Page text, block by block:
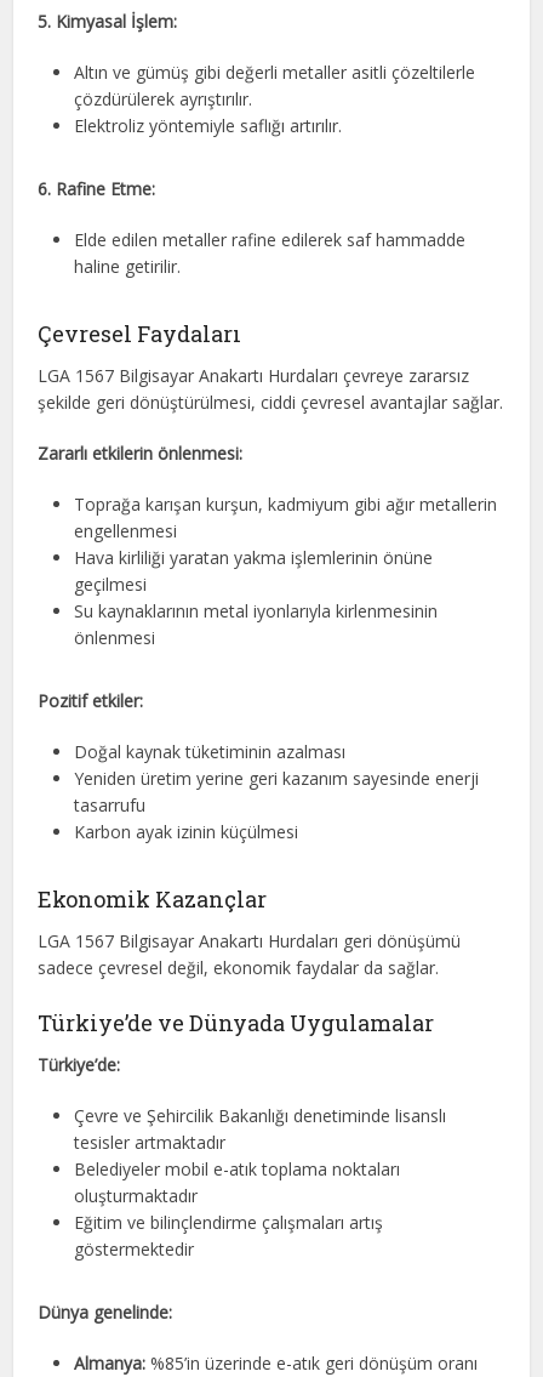
5. Kimyasal İşlem:
Altın ve gümüş gibi değerli metaller asitli çözeltilerle
çözdürülerek ayrıştırılır.
Elektroliz yöntemiyle saflığı artırılır.
6. Rafine Etme:
Elde edilen metaller rafine edilerek saf hammadde
haline getirilir.
Çevresel Faydaları
LGA 1567 Bilgisayar Anakartı Hurdaları çevreye zararsız
şekilde geri dönüştürülmesi, ciddi çevresel avantajlar sağlar.
Zararlı etkilerin önlenmesi:
Toprağa karışan kurşun, kadmiyum gibi ağır metallerin
engellenmesi
Hava kirliliği yaratan yakma işlemlerinin önüne
geçilmesi
Su kaynaklarının metal iyonlarıyla kirlenmesinin
önlenmesi
Pozitif etkiler:
Doğal kaynak tüketiminin azalması
Yeniden üretim yerine geri kazanım sayesinde enerji
tasarrufu
Karbon ayak izinin küçülmesi
Ekonomik Kazançlar
LGA 1567 Bilgisayar Anakartı Hurdaları geri dönüşümü
sadece çevresel değil, ekonomik faydalar da sağlar.
Türkiye’de ve Dünyada Uygulamalar
Türkiye’de:
Çevre ve Şehircilik Bakanlığı denetiminde lisanslı
tesisler artmaktadır
Belediyeler mobil e-atık toplama noktaları
oluşturmaktadır
Eğitim ve bilinçlendirme çalışmaları artış
göstermektedir
Dünya genelinde:
Almanya: %85’in üzerinde e-atık geri dönüşüm oranı